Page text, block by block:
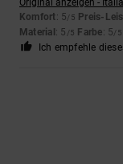
Komfort: 5/5 Preis-
Material: 5 /5 Farbe: 5/5
Ich empfehle